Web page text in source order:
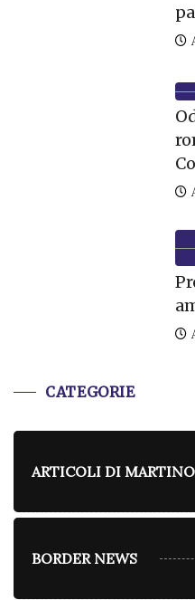
CATEGORIE
ARTICOLI DI
BORDER NEWS